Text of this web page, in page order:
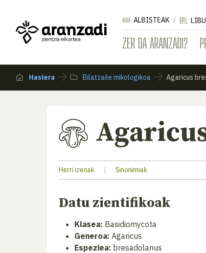
ZER DA ARANZADI?
ALBISTEAK
Hasiera Bilatzaile mikologikoa Agaricus
Herri izenak | Sinonimiak
Datu zientifikoak
Klasea: Basidiomycota
Generoa: Agaricus
Espeziea: bresadolanus